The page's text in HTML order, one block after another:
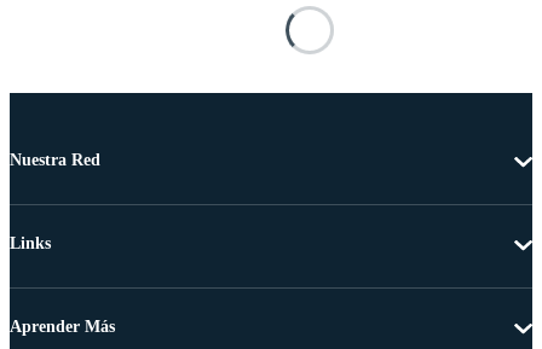
Nuestra Red
Links
Aprender Más